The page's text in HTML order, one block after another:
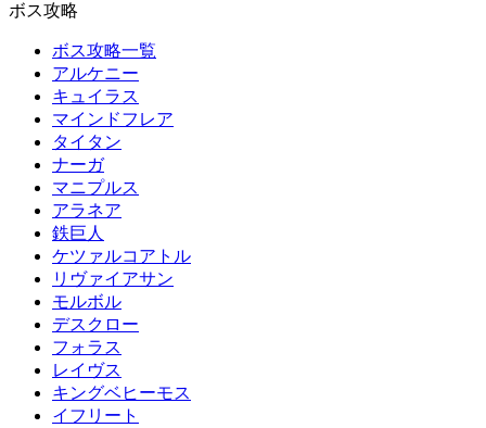
ボス攻略
ボス攻略一覧
アルケニー
キュイラス
マインドフレア
タイタン
ナーガ
マニプルス
アラネア
鉄巨人
ケツァルコアトル
リヴァイアサン
モルボル
デスクロー
フォラス
レイヴス
キングベヒーモス
イフリート